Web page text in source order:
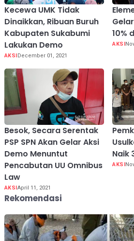
Kecewa UMK Tidak
Dinaikkan, Ribuan Buruh
Kabupaten Sukabumi
Lakukan Demo
AKSIDecember 01, 2021
10%
AKSI
Besok, Secara Serentak
PSP SPN Akan Gelar Aksi
Demo Menuntut
Pencabutan UU Omnibus
Law
AKSIApril 11, 2021
Naik
AKSI
Rekomendasi